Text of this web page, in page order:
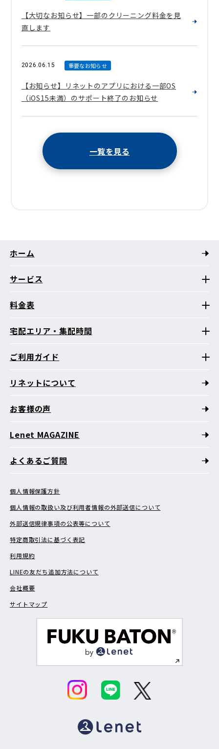
【大切なお知らせ】一部のクリーニング料金を見
直します
2026.06.15 重要なお知らせ
【お知らせ】リネットのアプリにおける一部OS
（iOS15未満）のサポート終了のお知らせ
一覧を見る
ホーム
サービス
料金表
宅配エリア・集配時間
ご利用ガイド
リネットについて
お客様の声
Lenet MAGAZINE
よくあるご質問
個人情報保護方針
個人情報の取扱い及び利用者情報の外部送信について
外部送信規律事項の公表等について
特定商取引法に基づく表記
利用規約
LINEの友だち追加方法について
会社概要
サイトマップ